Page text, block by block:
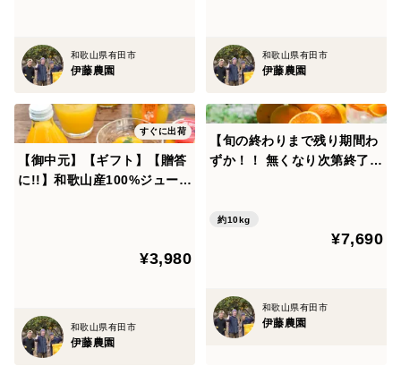
和歌山県有田市
伊藤農園
和歌山県有田市
伊藤農園
すぐに出荷
【御中元】【ギフト】【贈答
に!!】和歌山産100%ジュース
¥3,980
和歌山県有田市
伊藤農園
【旬の終わりまで残り期間わ
ずか！！ 無くなり次第終了】
[10kg] 320-2
約10kg
¥7,690
和歌山県有田市
伊藤農園